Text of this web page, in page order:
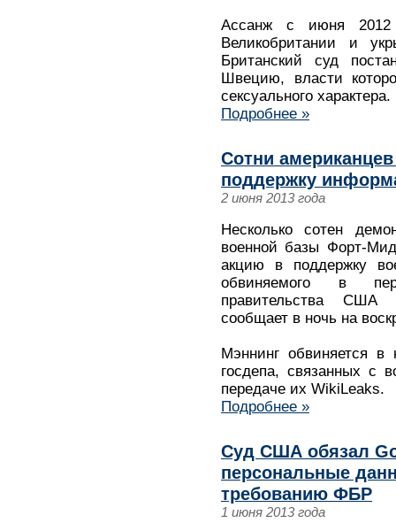
Ассанж с июня 2012
Великобритании и
Британский суд
Швецию, власти
сексуального характера.
Подробнее »
Сотни
поддержку
2 июня 2013 года
Несколько сотен
военной базы Форт-
акцию в поддержку
обвиняемого в
правительства США
сообщает в ночь на
Мэннинг обвиняется в
госдепа, связанных с
передаче их WikiLeaks.
Подробнее »
Суд США обязал
персональные
требованию ФБР
1 июня 2013 года